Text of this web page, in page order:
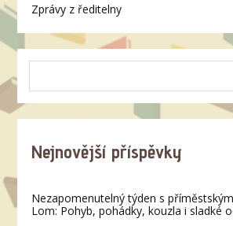
Zprávy z ředitelny
Nejnovější příspěvky
Nezapomenutelný týden s
Lom: Pohyb, pohádky, kouzla i sladké